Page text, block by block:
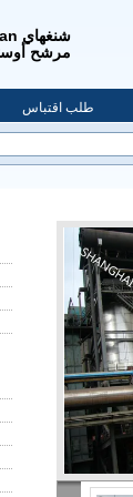
شنغهاي ShengXuan الهندسة البيئية المحدودة
مرشح
طلب اقتباس